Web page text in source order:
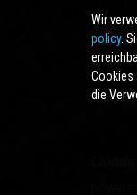
Wir
policy.
Cookies
die